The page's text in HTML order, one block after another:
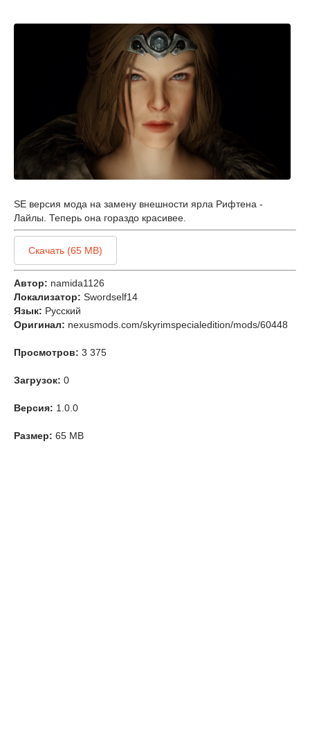
SE версия мода на замену внешности ярла Рифтена -
Лайлы. Теперь она гораздо красивее.
Скачать (65 MB)
Автор: namida1126
Локализатор: Swordself14
Язык: Русский
Оригинал: nexusmods.com/skyrimspecialedition/mods/60448
Просмотров: 3 375
Загрузок: 0
Версия: 1.0.0
Размер: 65 MB